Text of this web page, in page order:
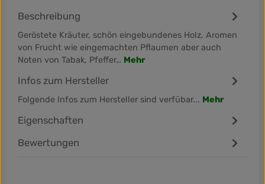
Beschreibung
Geröstete Kräuter, schön eingebundenes Holz, Aromen
von Frucht wie eingemachten Pflaumen aber auch
Noten von Tabak, Pfeffer… Mehr
Infos zum Hersteller
Folgende Infos zum Hersteller sind verfübar... Mehr
Eigenschaften
Bewertungen